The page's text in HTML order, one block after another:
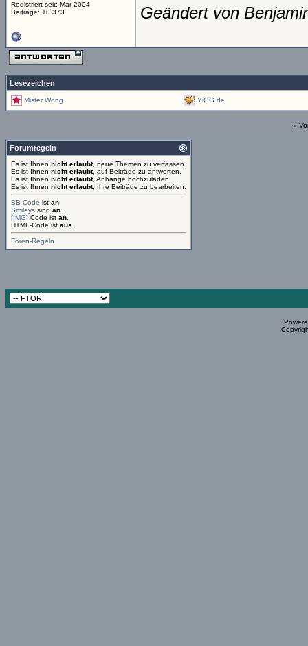
Registriert seit: Mar 2004
Beiträge: 10.373
Geändert von
Lesezeichen
Mister Wong YiGG.de
«
Forumregeln
Es ist Ihnen nicht erlaubt, neue Themen zu verfassen.
Es ist Ihnen nicht erlaubt, auf Beiträge zu antworten.
Es ist Ihnen nicht erlaubt, Anhänge hochzuladen.
Es ist Ihnen nicht erlaubt, Ihre Beiträge zu bearbeiten.
BB-Code ist an
Smileys sind an
[IMG] Code ist an
HTML-Code ist aus
Foren-Regeln